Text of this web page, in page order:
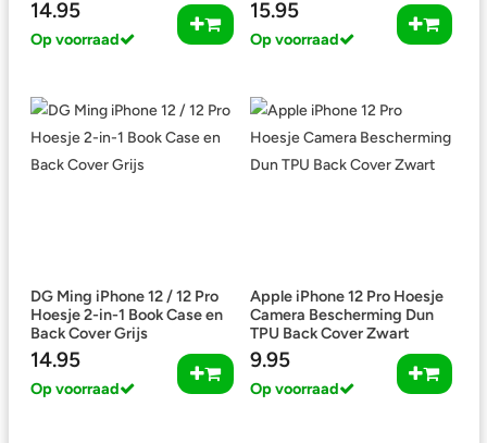
14.95
Op voorraad
15.95
Op voorraad
DG Ming iPhone 12 / 12 Pro
Hoesje 2-in-1 Book Case en
Back Cover Grijs
14.95
Op voorraad
Apple iPhone 12 Pro Hoesje
Camera Bescherming Dun
TPU Back Cover Zwart
9.95
Op voorraad